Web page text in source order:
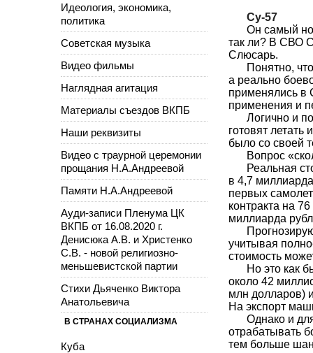
Су-57
Он самый
так ли? В СВО
Слюсарь.
Понятно,
а реально
применялись в
применения и
Логично и
готовят
было со своей
Вопрос
Реальная
в 4,7
первых
контракта на
миллиарда
учитывая
стоимость
Но это как
около 42
млн долларов)
На экспорт
Однако и
отрабатывать
тем больше
Идеология, экономика,
политика
Советская музыка
Видео фильмы
Наглядная агитация
Материалы съездов ВКПБ
Наши реквизиты
Видео с траурной церемонии
прощания Н.А.Андреевой
Памяти Н.А.Андреевой
Ауди-записи Пленума ЦК
ВКПБ от 16.08.2020 г.
Денисюка А.В. и Христенко
С.В. - новой религиозно-
меньшевистской партии
Стихи Дьяченко Виктора
Анатольевича
В СТРАНАХ СОЦИАЛИЗМА
Куба